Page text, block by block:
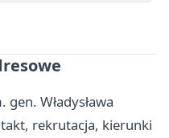
gen. Władysława
rekrutacja, kierunki